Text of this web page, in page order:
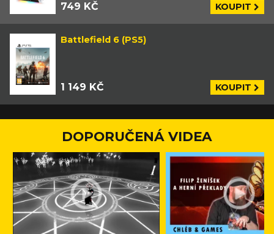
749 KČ KOUPIT
Battlefield 6 (PS5)
1 149 KČ KOUPIT
DOPORUČENÁ VIDEA